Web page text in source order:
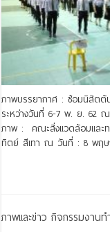
ภาพบรรยากาศ : ซ้อมนิสิต
ระหว่างวันที่ 6-7 พ. ย. 62
ภาพ : คณะสิ่งแวดล้อมและท
ทิตย์ สีเทา ณ วันที่ : 8 พฤษ
ภาพและข่าว กิจกรรมงา